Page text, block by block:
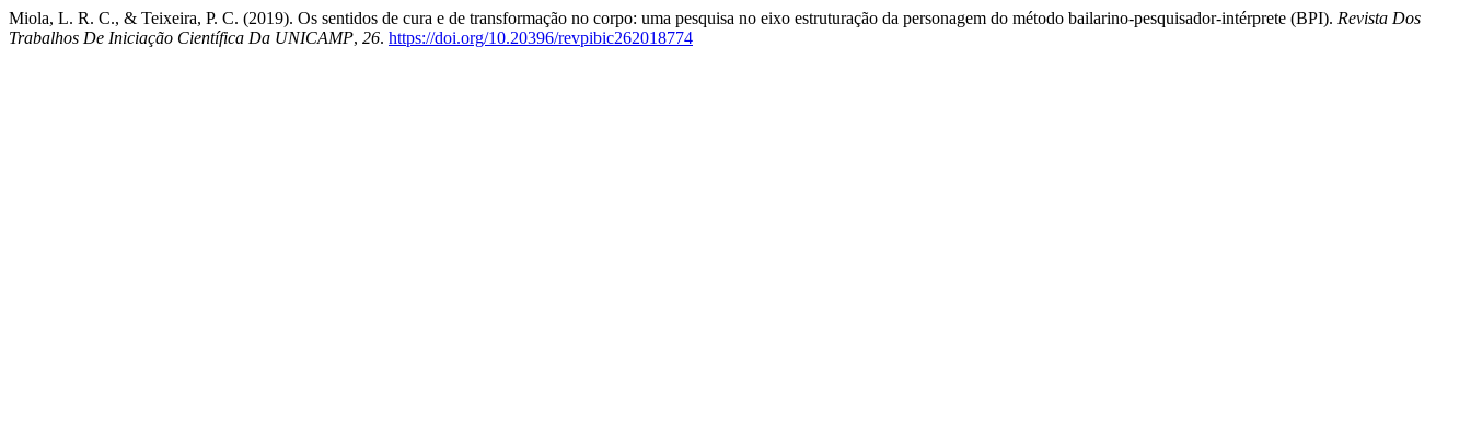
Miola, L. R. C., & Teixeira, P. C. (2019). Os sentidos de cura e de transformação no corpo: uma pesquisa no eixo estruturação da personagem do método bailarino-pesquisador-intérprete (BPI). Revista Dos
Trabalhos De Iniciação Científica Da UNICAMP, 26. https://doi.org/10.20396/revpibic262018774